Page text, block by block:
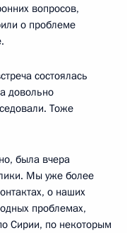
вопросов,
о проблеме
состоялась
довольно
Тоже
была вчера
Мы уже более
о наших
проблемах,
Сирии, по некоторым